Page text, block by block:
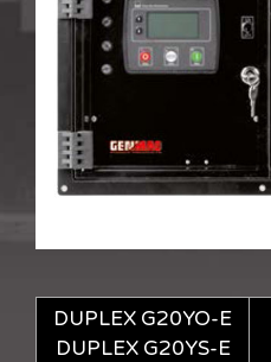
DUPLEX G20YO-E
DUPLEX G20YS-E